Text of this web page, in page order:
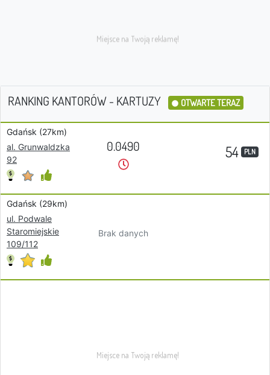
RANKING KANTORÓW - KARTUZY OTWARTE TERAZ
Gdańsk (27km)
al. Grunwaldzka
92
0.0490 54 PLN
Gdańsk (29km)
ul. Podwale
Staromiejskie
109/112
Brak danych